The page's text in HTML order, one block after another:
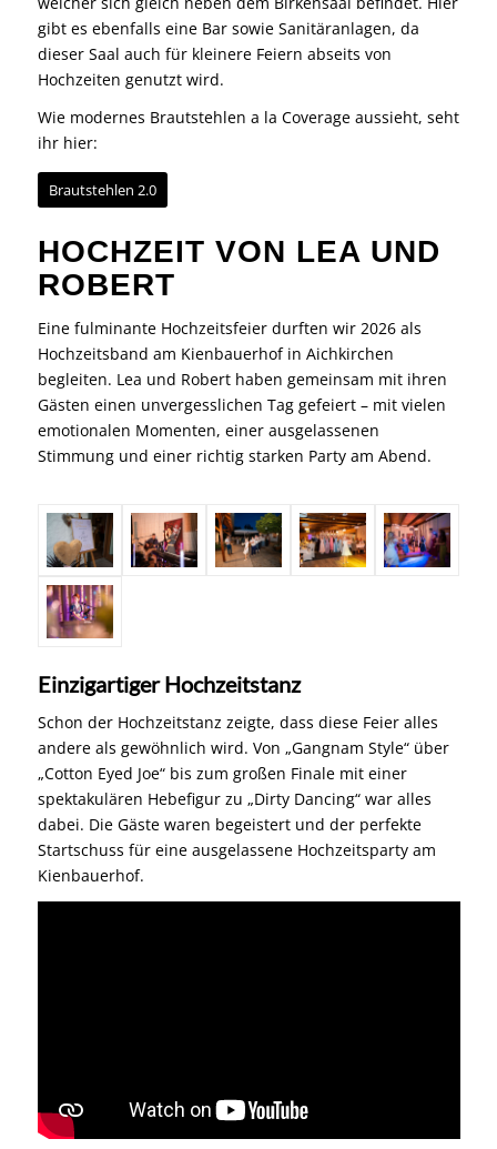
gibt es ebenfalls eine Bar sowie Sanitäranlagen, da
dieser Saal auch für kleinere Feiern abseits von
Hochzeiten genutzt wird.
Wie modernes Brautstehlen a la Coverage aussieht, seht
ihr hier:
Brautstehlen 2.0
HOCHZEIT VON LEA UND
ROBERT
Eine fulminante Hochzeitsfeier durften wir 2026 als
Hochzeitsband am Kienbauerhof in Aichkirchen
begleiten. Lea und Robert haben gemeinsam mit ihren
Gästen einen unvergesslichen Tag gefeiert – mit vielen
emotionalen Momenten, einer ausgelassenen
Stimmung und einer richtig starken Party am Abend.
Einzigartiger Hochzeitstanz
Schon der Hochzeitstanz zeigte, dass diese Feier alles
andere als gewöhnlich wird. Von „Gangnam Style“ über
„Cotton Eyed Joe“ bis zum großen Finale mit einer
spektakulären Hebefigur zu „Dirty Dancing“ war alles
dabei. Die Gäste waren begeistert und der perfekte
Startschuss für eine ausgelassene Hochzeitsparty am
Kienbauerhof.